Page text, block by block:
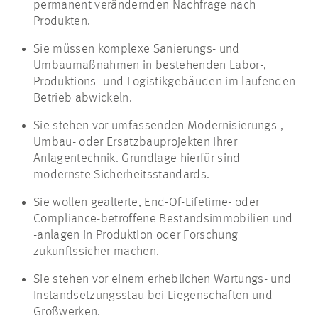
permanent verändernden Nachfrage nach
Produkten.
Sie müssen komplexe Sanierungs- und
Umbaumaßnahmen in bestehenden Labor-,
Produktions- und Logistikgebäuden im laufenden
Betrieb abwickeln.
Sie stehen vor umfassenden Modernisierungs-,
Umbau- oder Ersatzbauprojekten Ihrer
Anlagentechnik. Grundlage hierfür sind
modernste Sicherheitsstandards.
Sie wollen gealterte, End-Of-Lifetime- oder
Compliance-betroffene Bestandsimmobilien und
-anlagen in Produktion oder Forschung
zukunftssicher machen.
Sie stehen vor einem erheblichen Wartungs- und
Instandsetzungsstau bei Liegenschaften und
Großwerken.